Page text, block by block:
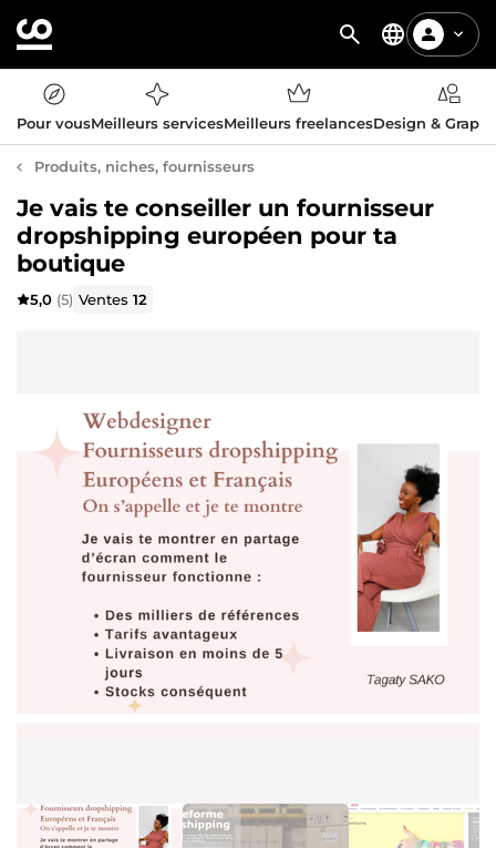
Pour vousMeilleurs servicesMeilleurs freelancesDesign &
Produits, niches, fournisseurs
Je vais te conseiller un fournisseur
dropshipping européen pour ta
boutique
5,0 (5) Ventes12